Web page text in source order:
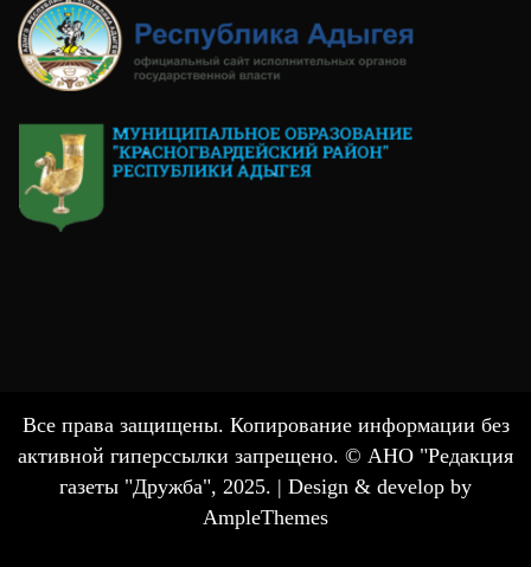
Все права защищены. Копирование информации без
активной гиперссылки запрещено. © АНО "Редакция
газеты "Дружба", 2025. | Design & develop by
AmpleThemes